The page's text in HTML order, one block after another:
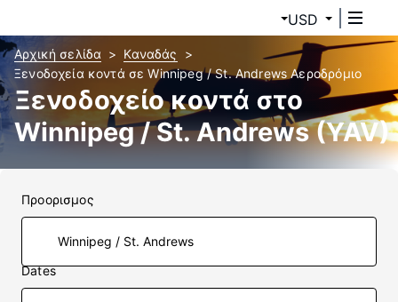
USD
Αρχική σελίδα
Καναδάς
Ξενοδοχεία κοντά σε Winnipeg / St. Andrews Αεροδρόμιο
Ξενοδοχείο κοντά στο
Winnipeg / St. Andrews (YAV)
Προορισμος
Dates